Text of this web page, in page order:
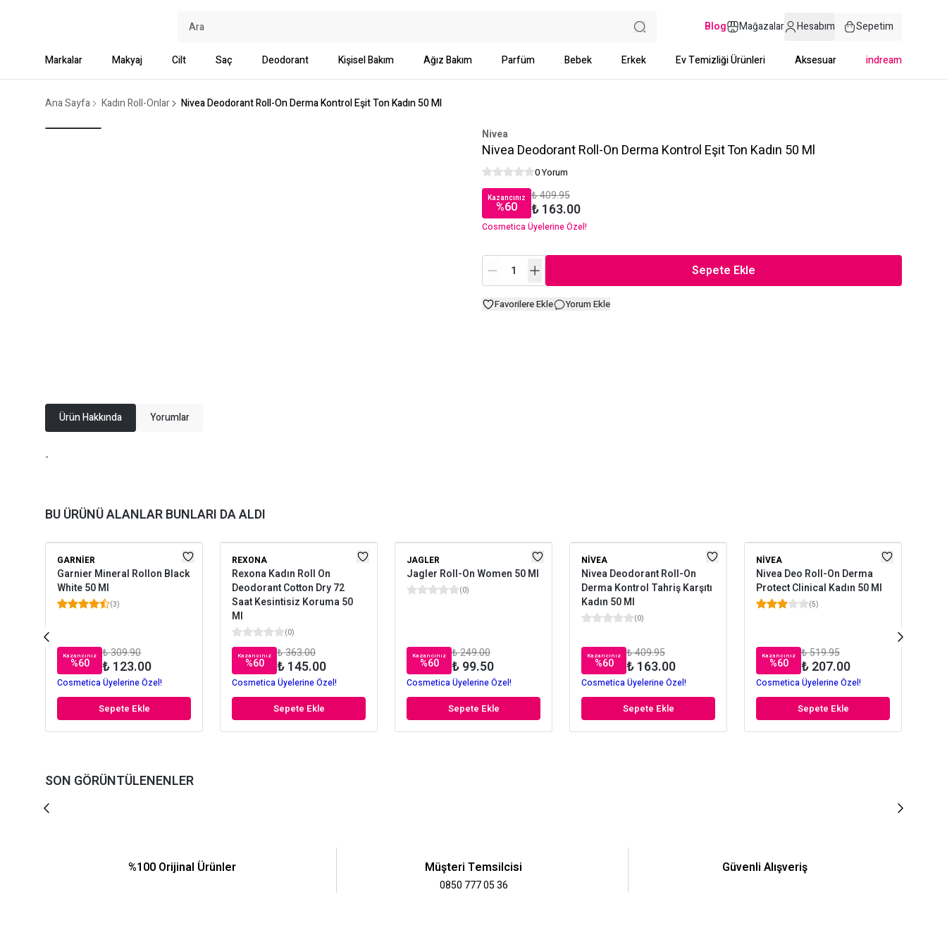
Blog Mağazalar Hesabım Sepetim
Markalar Makyaj Cilt Saç Deodorant Kişisel Bakım Ağız Bakım Parfüm Bebek Erkek Ev Temizliği Ürünleri Aksesuar indream
Ana Sayfa Kadın Roll-Onlar Nivea Deodorant Roll-On Derma Kontrol Eşit Ton Kadın 50 Ml
Nivea
Nivea Deodorant Roll-On Derma Kontrol Eşit Ton Kadın 50 Ml
0 Yorum
Kazancınız
%60
₺ 409.95
₺ 163.00
Cosmetica Üyelerine Özel!
Sepete Ekle
Favorilere Ekle Yorum Ekle
Ürün Hakkında Yorumlar
-
BU ÜRÜNÜ ALANLAR BUNLARI DA ALDI
GARNIER
Garnier Mineral Rollon Black
White 50 Ml
(3)
Kazancınız
%60
₺ 309.90
₺ 123.00
Cosmetica Üyelerine Özel!
Sepete Ekle
REXONA
Rexona Kadın Roll On
Deodorant Cotton Dry 72
Saat Kesintisiz Koruma 50
Ml
(0)
Kazancınız
%60
₺ 363.00
₺ 145.00
Cosmetica Üyelerine Özel!
Sepete Ekle
JAGLER
Jagler Roll-On Women 50 Ml
(0)
Kazancınız
%60
₺ 249.00
₺ 99.50
Cosmetica Üyelerine Özel!
Sepete Ekle
NIVEA
Nivea Deodorant Roll-On
Derma Kontrol Tahriş Karşıtı
Kadın 50 Ml
(0)
Kazancınız
%60
₺ 409.95
₺ 163.00
Cosmetica Üyelerine Özel!
Sepete Ekle
NIVEA
Nivea Deo Roll-On Derma
Protect Clinical Kadın 50 Ml
(5)
Kazancınız
%60
₺ 519.95
₺ 207.00
Cosmetica Üyelerine Özel!
Sepete Ekle
SON GÖRÜNTÜLENENLER
%100 Orijinal Ürünler Müşteri Temsilcisi
0850 777 05 36
Güvenli Alışveriş